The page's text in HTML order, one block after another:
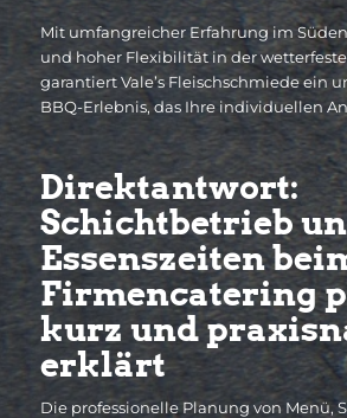
Mit umfangreicher Erfahrung im
und hoher Flexibilität in der
garantiert Vale’s Fleischschmiede ein
BBQ-Erlebnis, das Ihre individuellen
Direktantwort:
Schichtbetrieb
Essenszeiten
Firmencatering
kurz und
erklärt
Die professionelle Planung von Menü,